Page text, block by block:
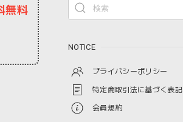
無料
NOTICE
プライバシーポリシー
特定商取引法に基づく表記
会員規約